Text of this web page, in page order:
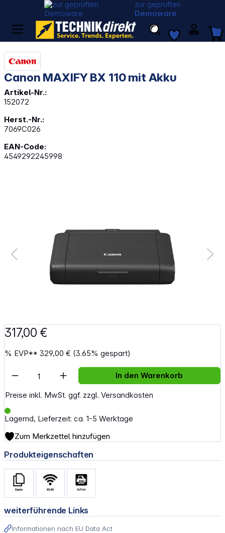
zur geprüften
Demoware
Canon MAXIFY BX 110 mit Akku
Artikel-Nr.:
152072
Herst.-Nr.:
7069C026
EAN-Code:
4549292245998
317,00 €
% EVP**329,00 € (3.65% gespart)
Preise inkl. MwSt. ggf. zzgl. Versandkosten
Lagernd, Lieferzeit: ca. 1-5 Werktage
Artikel Anzahl: Gib den gewünschten
In den Warenkorb
Zum Merkzettel hinzufügen
Produkteigenschaften
weiterführende Links
Informationen nach EU Data Act